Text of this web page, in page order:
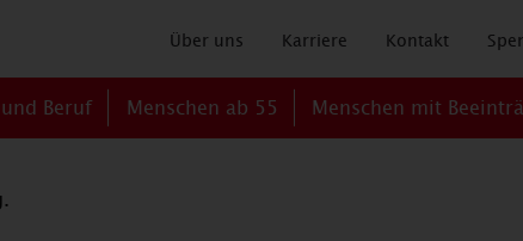
Über uns Karriere Kontakt
Beruf Menschen ab 55 Menschen mit